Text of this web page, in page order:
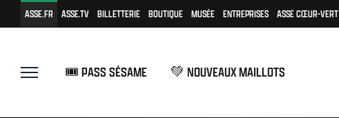
ASSE.FR ASSE.TV BILLETTERIE BOUTIQUE MUSÉE ENTREPRISES ASSE CŒUR-VERT
🎟️ PASS SÉSAME 💚 NOUVEAUX MAILLOTS